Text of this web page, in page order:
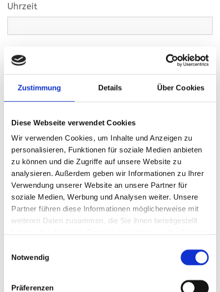
Zustimmung Details Über Cookies
Diese Webseite verwendet Cookies
Wir verwenden Cookies, um Inhalte und Anzeigen zu
personalisieren, Funktionen für soziale Medien anbieten
zu können und die Zugriffe auf unsere Website zu
analysieren. Außerdem geben wir Informationen zu Ihrer
Verwendung unserer Website an unsere Partner für
soziale Medien, Werbung und Analysen weiter. Unsere
Partner führen diese Informationen möglicherweise mit
weiteren Daten zusammen, die Sie ihnen bereitgestellt
Notwendig
Präferenzen
Uhrzeit
Abholadresse
Zieladresse
Anmerkungen
elektronischen Speicherung und Verarbeitung
meiner eingegebenen Daten zur Beantwortung